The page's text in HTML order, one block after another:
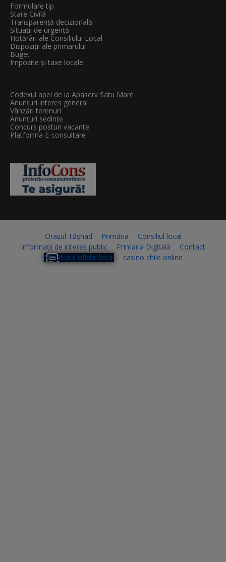
Formulare tip
Stare Civilă
Transparenţă decizională
Situații de urgență
Hotărâri ale Consiliului Local
Dispoziții ale primarului
Buget
Impozite și taxe locale
Codexul apei de la Apaserv Satu Mare
Anunțuri interes general
Vânzări terenuri
Anunțuri sedințe
Concurs posturi vacante
Platforma E-consultare
Orașul Tășnad Primăria
Consiliul local
Informații de interes public
Primaria Digitală
Contact
Monitorul oficial local
casino chile online